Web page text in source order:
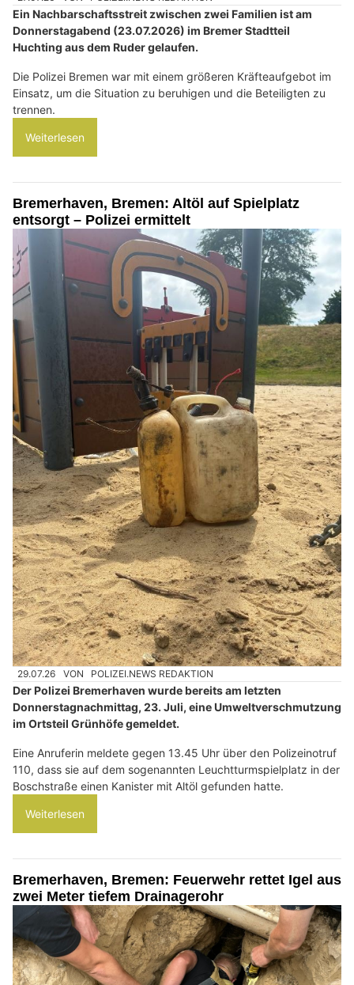
Ein Nachbarschaftsstreit zwischen zwei Familien ist am
Donnerstagabend (23.07.2026) im Bremer Stadtteil
Huchting aus dem Ruder gelaufen.
Die Polizei Bremen war mit einem größeren Kräfteaufgebot im
Einsatz, um die Situation zu beruhigen und die Beteiligten zu
trennen.
Weiterlesen
Bremerhaven, Bremen: Altöl auf Spielplatz
entsorgt – Polizei ermittelt
29.07.26 VON POLIZEI.NEWS REDAKTION
Der Polizei Bremerhaven wurde bereits am letzten
Donnerstagnachmittag, 23. Juli, eine Umweltverschmutzung
im Ortsteil Grünhöfe gemeldet.
Eine Anruferin meldete gegen 13.45 Uhr über den Polizeinotruf
110, dass sie auf dem sogenannten Leuchtturmspielplatz in der
Boschstraße einen Kanister mit Altöl gefunden hatte.
Weiterlesen
Bremerhaven, Bremen: Feuerwehr rettet Igel aus
zwei Meter tiefem Drainagerohr